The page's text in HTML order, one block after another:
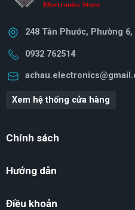
248 Tân Phước, Phường
0932 762514
Xem hệ thống cửa hàng
Chính sách
Hướng dẫn
Điều khoản